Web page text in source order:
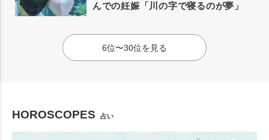
んでの妊娠「川の字で寝るのが夢」
6位〜30位を見る
HOROSCOPES 占い